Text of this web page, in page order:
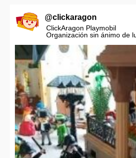
@clickaragon
ClickAragon Playmobil
Organización sin ánimo de